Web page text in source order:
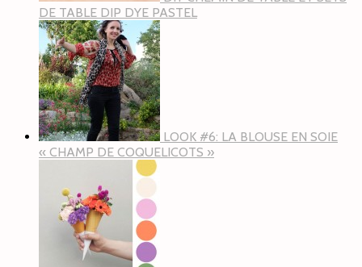
DE TABLE DIP DYE PASTEL
LOOK #6: LA BLOUSE EN SOIE
« CHAMP DE COQUELICOTS »